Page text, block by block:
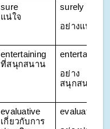
sure
แน่ใจ
surely
อย่างแน่นอน
entertaining
ที่สนุกสนาน
อย่าง
สนุกสนาน
evaluative
เกี่ยวกับการ
evaluatively